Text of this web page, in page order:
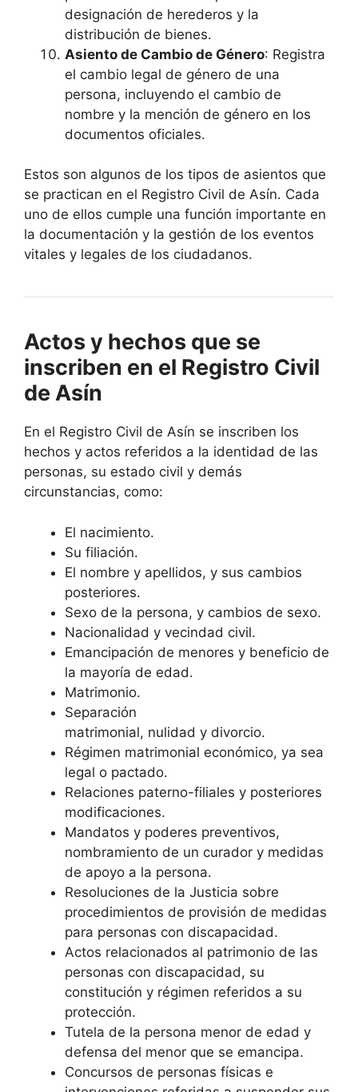
designación de herederos y la
distribución de bienes.
Asiento de Cambio de Género: Registra
el cambio legal de género de una
persona, incluyendo el cambio de
nombre y la mención de género en los
documentos oficiales.
Estos son algunos de los tipos de asientos que
se practican en el Registro Civil de Asín. Cada
uno de ellos cumple una función importante en
la documentación y la gestión de los eventos
vitales y legales de los ciudadanos.
Actos y hechos que se
inscriben en el Registro Civil
de Asín
En el Registro Civil de Asín se inscriben los
hechos y actos referidos a la identidad de las
personas, su estado civil y demás
circunstancias, como:
El nacimiento.
Su filiación.
El nombre y apellidos, y sus cambios
posteriores.
Sexo de la persona, y cambios de sexo.
Nacionalidad y vecindad civil.
Emancipación de menores y beneficio de
la mayoría de edad.
Matrimonio.
Separación
matrimonial, nulidad y divorcio.
Régimen matrimonial económico, ya sea
legal o pactado.
Relaciones paterno-filiales y posteriores
modificaciones.
Mandatos y poderes preventivos,
nombramiento de un curador y medidas
de apoyo a la persona.
Resoluciones de la Justicia sobre
procedimientos de provisión de medidas
para personas con discapacidad.
Actos relacionados al patrimonio de las
personas con discapacidad, su
constitución y régimen referidos a su
protección.
Tutela de la persona menor de edad y
defensa del menor que se emancipa.
Concursos de personas físicas e